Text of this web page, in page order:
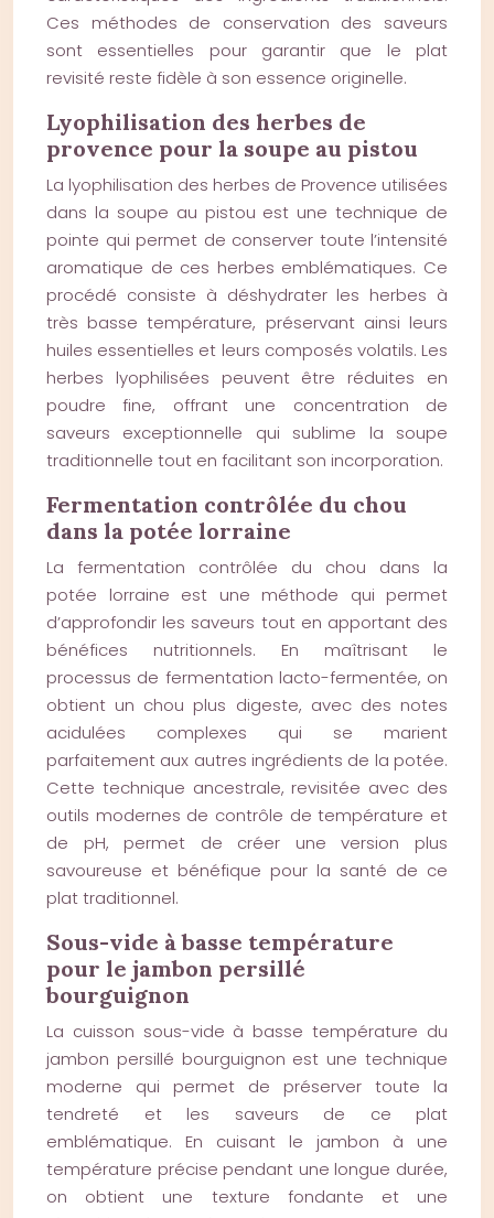
Ces méthodes de conservation des saveurs
sont essentielles pour garantir que le plat
revisité reste fidèle à son essence originelle.
Lyophilisation des herbes de
provence pour la soupe au pistou
La lyophilisation des herbes de Provence utilisées
dans la soupe au pistou est une technique de
pointe qui permet de conserver toute l’intensité
aromatique de ces herbes emblématiques. Ce
procédé consiste à déshydrater les herbes à
très basse température, préservant ainsi leurs
huiles essentielles et leurs composés volatils. Les
herbes lyophilisées peuvent être réduites en
poudre fine, offrant une concentration de
saveurs exceptionnelle qui sublime la soupe
traditionnelle tout en facilitant son incorporation.
Fermentation contrôlée du chou
dans la potée lorraine
La fermentation contrôlée du chou dans la
potée lorraine est une méthode qui permet
d’approfondir les saveurs tout en apportant des
bénéfices nutritionnels. En maîtrisant le
processus de fermentation lacto-fermentée, on
obtient un chou plus digeste, avec des notes
acidulées complexes qui se marient
parfaitement aux autres ingrédients de la potée.
Cette technique ancestrale, revisitée avec des
outils modernes de contrôle de température et
de pH, permet de créer une version plus
savoureuse et bénéfique pour la santé de ce
plat traditionnel.
Sous-vide à basse température
pour le jambon persillé
bourguignon
La cuisson sous-vide à basse température du
jambon persillé bourguignon est une technique
moderne qui permet de préserver toute la
tendreté et les saveurs de ce plat
emblématique. En cuisant le jambon à une
température précise pendant une longue durée,
on obtient une texture fondante et une